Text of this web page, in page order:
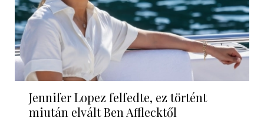
Jennifer Lopez felfedte, ez történt
miután elvált Ben Afflecktől